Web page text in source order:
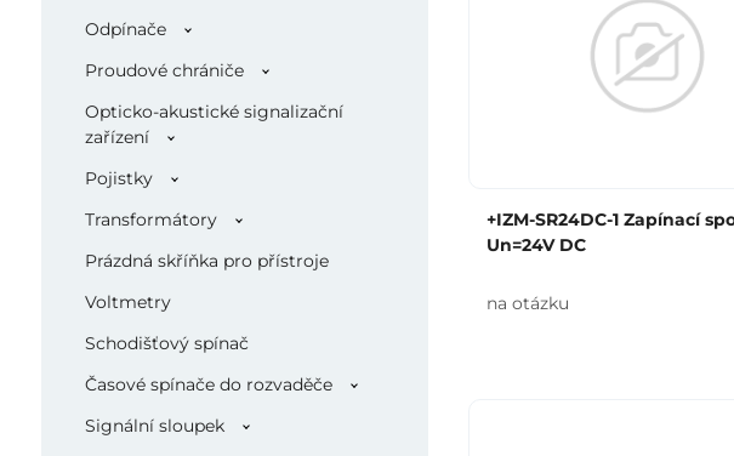
Odpínače
Proudové chrániče
Opticko-akustické signalizační
zařízení
Pojistky
Transformátory
Prázdná skříňka pro přístroje
Voltmetry
Schodišťový spínač
Časové spínače do rozvaděče
Signální sloupek
+IZM-SR24DC-1 Zapínací
Un=24V DC
na otázku